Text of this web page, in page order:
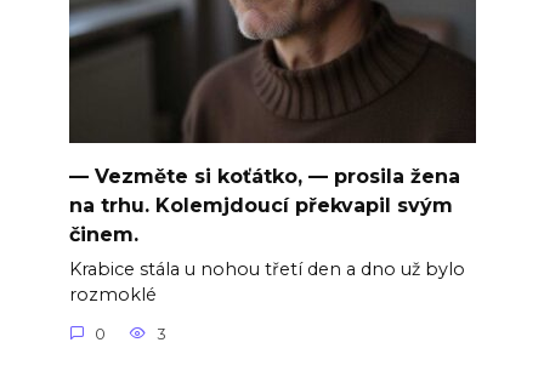
— Vezměte si koťátko, — prosila žena
na trhu. Kolemjdoucí překvapil svým
činem.
Krabice stála u nohou třetí den a dno už bylo
rozmoklé
0 3